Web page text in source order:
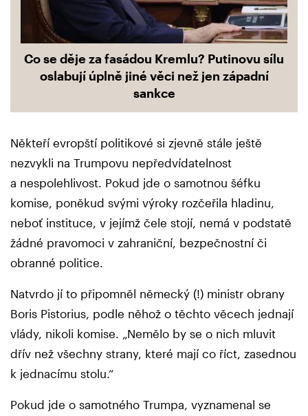
Co se děje za fasádou Kremlu? Putinovu sílu
oslabují úplně jiné věci než jen západní
sankce
Někteří evropští politikové si zjevně stále ještě
nezvykli na Trumpovu nepředvídatelnost
a nespolehlivost. Pokud jde o samotnou šéfku
komise, poněkud svými výroky rozčeřila hladinu,
neboť instituce, v jejímž čele stojí, nemá v podstatě
žádné pravomoci v zahraniční, bezpečnostní či
obranné politice.
Natvrdo jí to připomněl německý (!) ministr obrany
Boris Pistorius, podle něhož o těchto věcech jednají
vlády, nikoli komise. „Nemělo by se o nich mluvit
dřív než všechny strany, které mají co říct, zasednou
k jednacímu stolu.“
Pokud jde o samotného Trumpa, vyznamenal se